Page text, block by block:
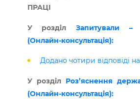
ПРАЦІ
У розділ Запитували –
(Онлайн-консультація):
Додано чотири відповіді
У розділРоз’яснення
(Онлайн-консультація):